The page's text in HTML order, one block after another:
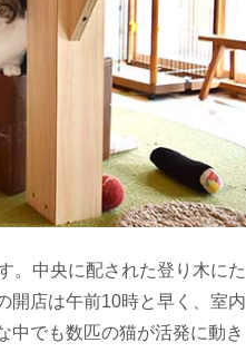
。中央に配された登り木にた
開店は午前10時と早く、室内
中でも数匹の猫が活発に動き